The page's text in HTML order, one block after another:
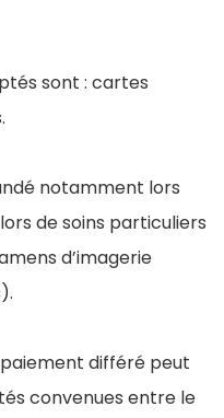
sont : cartes
notamment lors
de soins particuliers
d’imagerie
différé peut
convenues entre le